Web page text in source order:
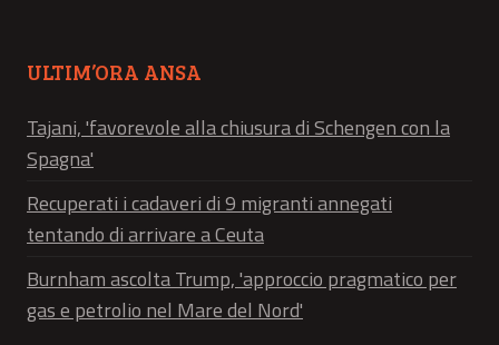
ULTIM’ORA ANSA
Tajani, 'favorevole alla chiusura di Schengen con la
Spagna'
Recuperati i cadaveri di 9 migranti annegati
tentando di arrivare a Ceuta
Burnham ascolta Trump, 'approccio pragmatico per
gas e petrolio nel Mare del Nord'